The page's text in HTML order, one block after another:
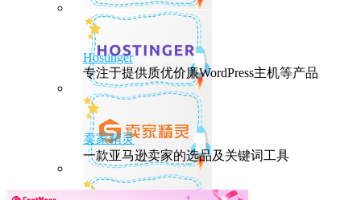
Hostinger
专注于提供质优价廉WordPress主机等产品
卖家精灵
一款亚马逊卖家的选品及关键词工具